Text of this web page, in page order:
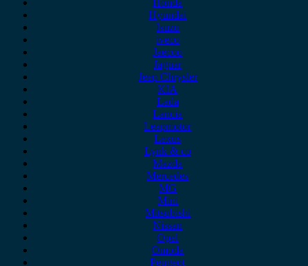
Honda
Hyundai
Isuzu
iveco
Jaecoo
Jaguar
Jeep Chrysler
KIA
Lada
Lancia
Leapmotor
Lexus
Lynk & co
Mazda
Mercedes
MG
Mini
Mitsubishi
Nissan
Opel
Omoda
Peugeot